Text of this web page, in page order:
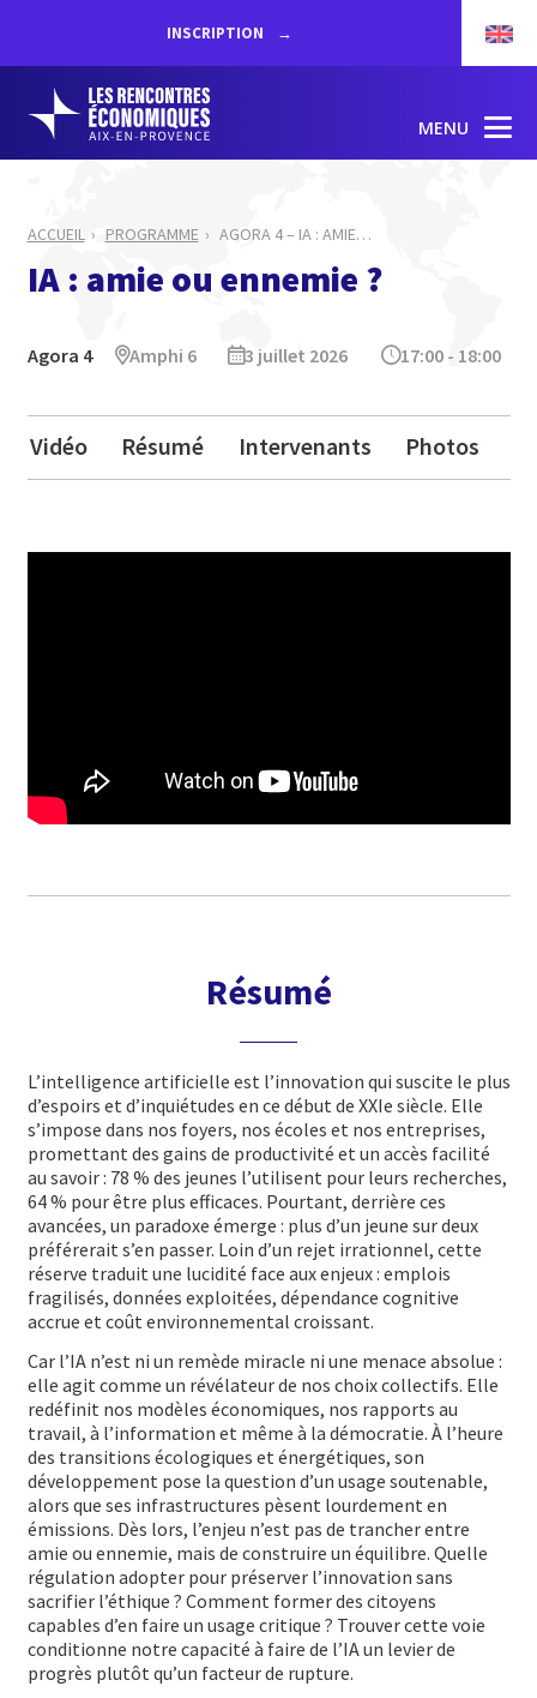
INSCRIPTION
MENU
ACCUEIL PROGRAMME AGORA 4 – IA : AMIE…
IA : amie ou ennemie ?
Agora 4 Amphi 6 3 juillet 2026 17:00 - 18:00
Vidéo Résumé Intervenants Photos
Résumé
L’intelligence artificielle est l’innovation qui suscite le plus
d’espoirs et d’inquiétudes en ce début de XXIe siècle. Elle
s’impose dans nos foyers, nos écoles et nos entreprises,
promettant des gains de productivité et un accès facilité
au savoir : 78 % des jeunes l’utilisent pour leurs recherches,
64 % pour être plus efficaces. Pourtant, derrière ces
avancées, un paradoxe émerge : plus d’un jeune sur deux
préférerait s’en passer. Loin d’un rejet irrationnel, cette
réserve traduit une lucidité face aux enjeux : emplois
fragilisés, données exploitées, dépendance cognitive
accrue et coût environnemental croissant.
Car l’IA n’est ni un remède miracle ni une menace absolue :
elle agit comme un révélateur de nos choix collectifs. Elle
redéfinit nos modèles économiques, nos rapports au
travail, à l’information et même à la démocratie. À l’heure
des transitions écologiques et énergétiques, son
développement pose la question d’un usage soutenable,
alors que ses infrastructures pèsent lourdement en
émissions. Dès lors, l’enjeu n’est pas de trancher entre
amie ou ennemie, mais de construire un équilibre. Quelle
régulation adopter pour préserver l’innovation sans
sacrifier l’éthique ? Comment former des citoyens
capables d’en faire un usage critique ? Trouver cette voie
conditionne notre capacité à faire de l’IA un levier de
progrès plutôt qu’un facteur de rupture.